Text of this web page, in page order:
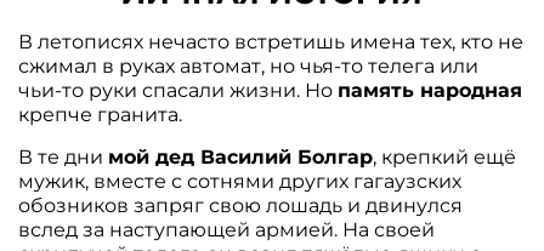
В летописях нечасто встретишь имена тех, кто не
сжимал в руках автомат, но чья-то телега или
чьи-то руки спасали жизни. Но память народная
крепче гранита.
В те дни мой дед Василий Болгар, крепкий ещё
мужик, вместе с сотнями других гагаузских
обозников запряг свою лошадь и двинулся
вслед за наступающей армией. На своей